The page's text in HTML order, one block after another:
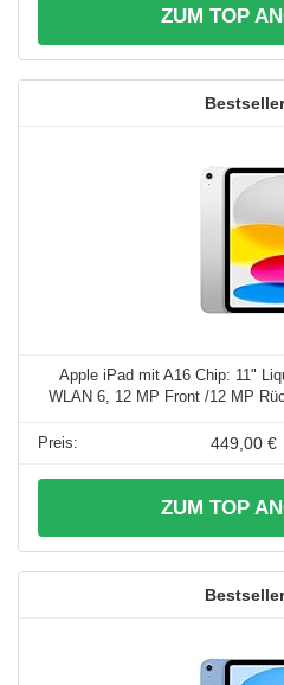
ZUM TOP
Apple iPad mit A16 Chip: 11"
WLAN 6, 12 MP Front /12 MP
449,00 €
ZUM TOP